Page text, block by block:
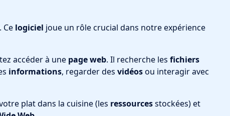
. Ce logiciel joue un rôle crucial dans notre expérience
accéder à une page web. Il recherche les fichiers
informations, regarder des vidéosou interagir avec
plat dans la cuisine (les ressourcesstockées) et